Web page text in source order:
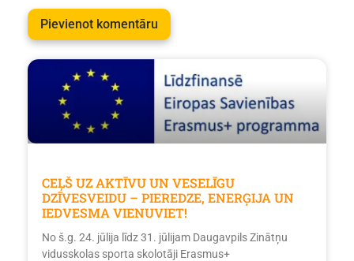
CEĻŠ UZ AKTĪVU UN VESELĪGU
DZĪVESVEIDU – PIEREDZE, ENERĢIJA UN
IEDVESMA VIENUVIET!
No š.g. 24. jūlija līdz 31. jūlijam Daugavpils Zinātņu
vidusskolas sporta skolotāji Erasmus+